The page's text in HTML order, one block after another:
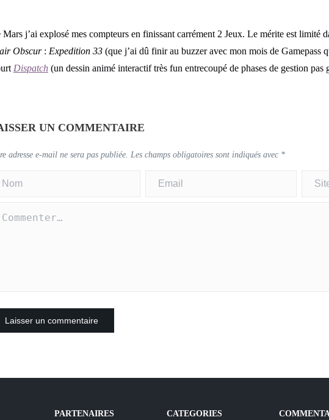
j’ai explosé mes compteurs en finissant carrément 2 Jeux. Le mérite est limité
Obscur: Expedition 33 (que j’ai dû finir au buzzer avec mon mois de Gamepass
Dispatch (un dessin animé interactif très fun entrecoupé de phases de gestion
UN COMMENTAIRE
adresse e-mail ne sera pas publiée. Les champs obligatoires sont indiqués avec *
PARTENAIRES CATEGORIES